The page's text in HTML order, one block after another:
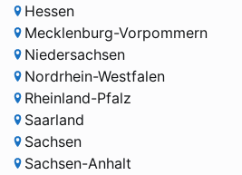
Hessen
Mecklenburg-Vorpommern
Niedersachsen
Nordrhein-Westfalen
Rheinland-Pfalz
Saarland
Sachsen
Sachsen-Anhalt